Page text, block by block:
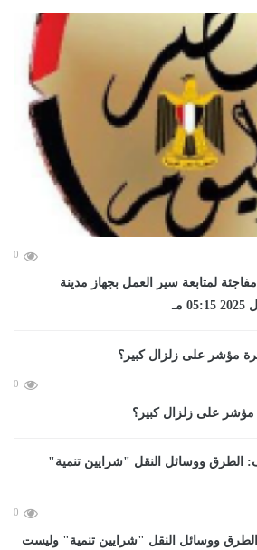
0
لمتابعة سير العمل بجهاز مدينة
0
مؤشر على زلزال كبير؟
0
ووسائل النقل "شرايين تنمية" وليست